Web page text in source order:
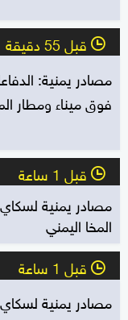
l قبل 55 دقيقة
مصادر يمنية:
فوق ميناء ومطار
l قبل 1 ساعة
المخا اليمني
l قبل 1 ساعة
مصادر يمنية لسكاي